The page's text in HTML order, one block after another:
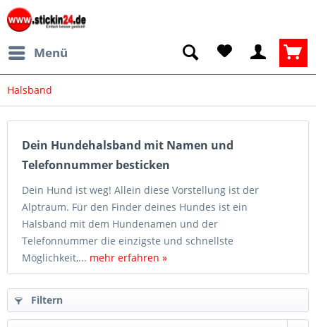
Menü
Halsband
Dein Hundehalsband mit Namen und
Telefonnummer besticken
Dein Hund ist weg! Allein diese Vorstellung ist der
Alptraum. Für den Finder deines Hundes ist ein
Halsband mit dem Hundenamen und der
Telefonnummer die einzigste und schnellste
Möglichkeit,... mehr erfahren »
Filtern